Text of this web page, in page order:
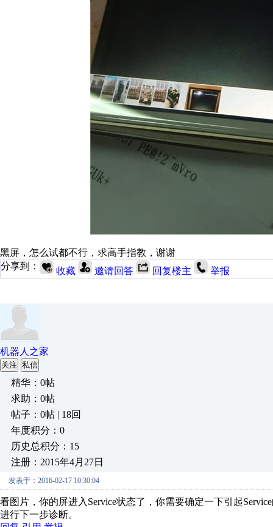
黑屏，怎么试都不行，求高手指教，谢谢
分享到：
收藏 邀请回答 回复楼主 举报
机器人之家
关注 私信
精华：0帖
求助：0帖
帖子：0帖 | 18回
年度积分：0
历史总积分：15
注册：2015年4月27日
发表于：2016-02-17 10:30:04
看图片，你的屏进入Service状态了，你需要确定一下引起
进行下一步诊断。